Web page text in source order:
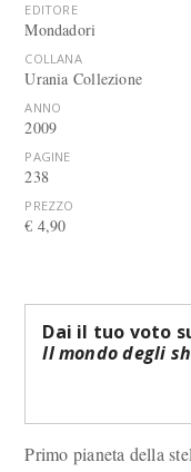
EDITORE
Mondadori
COLLANA
Urania Collezione
ANNO
2009
PAGINE
238
PREZZO
€ 4,90
Dai il tuo voto
Il mondo degli
Primo pianeta della